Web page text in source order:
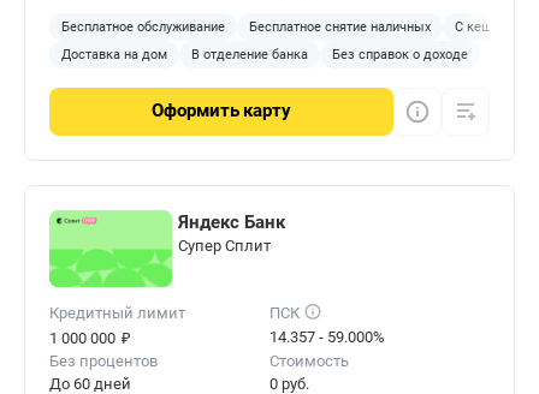
Бесплатное обслуживание Бесплатное снятие наличных
С кешбэком
Доставка на дом
В отделение банка Без справок о доходе
Оформить карту
Яндекс Банк
Cупер Сплит
Кредитный лимит
1 000 000 ₽
ПСК
14.357 - 59.000%
Без процентов
До 60 дней
Стоимость
0 руб.